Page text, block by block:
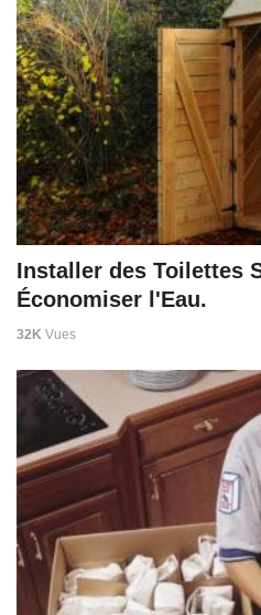
Installer des Toilettes
Économiser l'Eau.
32K Vues